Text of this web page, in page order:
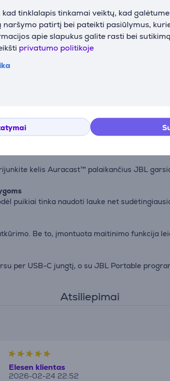
tinklalapis tinkamai veiktų, kad
patirtį bei pateikti pasiūlymus,
apie slapukus galite rasti bei
privatumo politikoje
Aprašymas
muziką ir optimizuoja garso našumą,
grojimo su vienu įkrovimu, o
kelis Auracast™ palaikančius JBL
puikiai tinka naudoti lauke net
Be to, įmontuota maitinimo funkcija
per USB-C jungtį, o su JBL Portable
Atsiliepimai
Elesen klientas
2026-02-24 22:52